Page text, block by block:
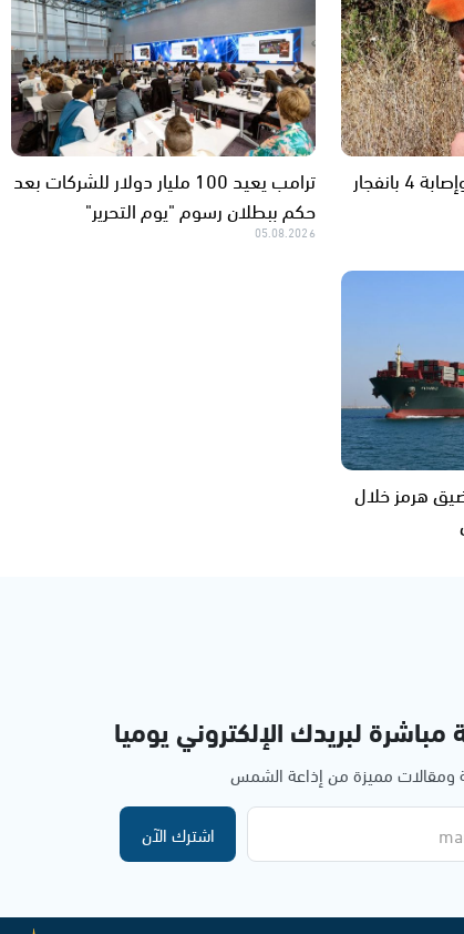
مقتل جنديين إسرائيليين وإصابة 4 بانفجار
ترامب يعيد 100 مليار دولار للشركات بعد
حكم ببطلان رسوم "يوم التحرير"
05.08.2026
هرمز خلال
مباشرة لبريدك الإلكتروني يوميا
ومقالات مميزة من إذاعة الشمس
اشترك الآن